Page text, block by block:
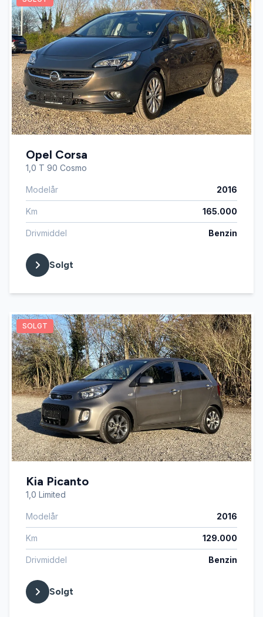
Opel Corsa
1,0 T 90 Cosmo
Modelår 2016
Km 165.000
Drivmiddel Benzin
Solgt
SOLGT
Kia Picanto
1,0 Limited
Modelår 2016
Km 129.000
Drivmiddel Benzin
Solgt